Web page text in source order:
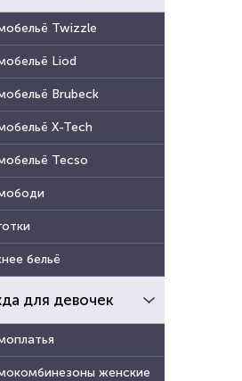
Twizzle
Liod
Brubeck
X-Tech
Tecso
бельё
для девочек
женские